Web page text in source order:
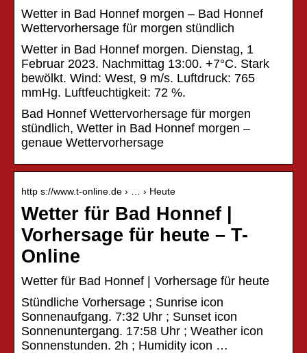
Wetter in Bad Honnef morgen – Bad Honnef
Wettervorhersage für morgen stündlich
Wetter in Bad Honnef morgen. Dienstag, 1
Februar 2023. Nachmittag 13:00. +7°C. Stark
bewölkt. Wind: West, 9 m/s. Luftdruck: 765
mmHg. Luftfeuchtigkeit: 72 %.
Bad Honnef Wettervorhersage für morgen
stündlich, Wetter in Bad Honnef morgen –
genaue Wettervorhersage
http s://www.t-online.de › … › Heute
Wetter für Bad Honnef |
Vorhersage für heute – T-
Online
Wetter für Bad Honnef | Vorhersage für heute
Stündliche Vorhersage ; Sunrise icon
Sonnenaufgang. 7:32 Uhr ; Sunset icon
Sonnenuntergang. 17:58 Uhr ; Weather icon
Sonnenstunden. 2h ; Humidity icon …